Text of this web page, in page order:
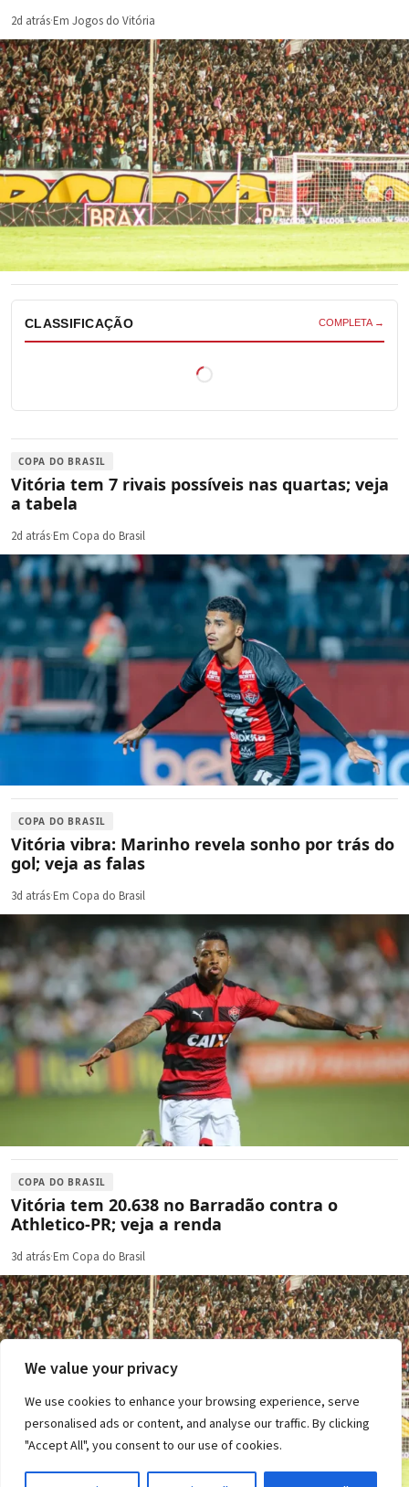
We value your privacy
We use cookies to enhance your browsing experience, serve
personalised ads or content, and analyse our traffic. By clicking
"Accept All", you consent to our use of cookies.
2d atrás·Em Jogos do Vitória
CLASSIFICAÇÃO COMPLETA →
COPA DO BRASIL
Vitória tem 7 rivais possíveis nas quartas; veja
a tabela
2d atrás·Em Copa do Brasil
COPA DO BRASIL
Vitória vibra: Marinho revela sonho por trás do
gol; veja as falas
3d atrás·Em Copa do Brasil
COPA DO BRASIL
Vitória tem 20.638 no Barradão contra o
Athletico-PR; veja a renda
3d atrás·Em Copa do Brasil